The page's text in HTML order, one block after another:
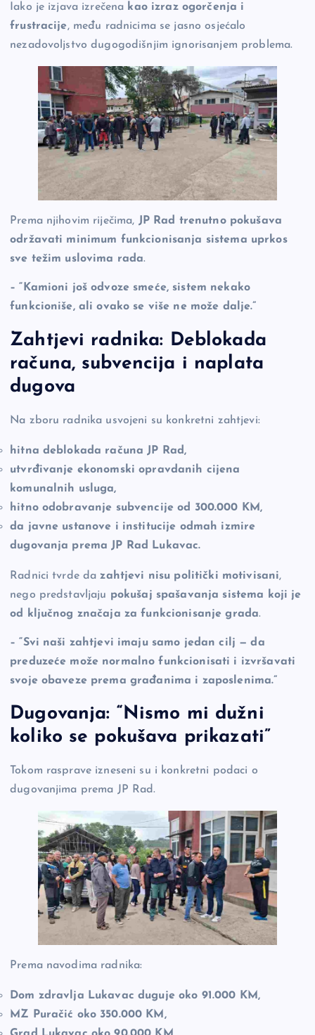
Iako je izjava izrečena kao izraz ogorčenja i
frustracije, među radnicima se jasno osjećalo
nezadovoljstvo dugogodišnjim ignorisanjem problema.
Prema njihovim riječima, JP Rad trenutno pokušava
održavati minimum funkcionisanja sistema uprkos
sve težim uslovima rada.
– “Kamioni još odvoze smeće, sistem nekako
funkcioniše, ali ovako se više ne može dalje.”
Zahtjevi radnika: Deblokada
računa, subvencija i naplata
dugova
Na zboru radnika usvojeni su konkretni zahtjevi:
hitna deblokada računa JP Rad,
utvrđivanje ekonomski opravdanih cijena
komunalnih usluga,
hitno odobravanje subvencije od 300.000 KM,
da javne ustanove i institucije odmah izmire
dugovanja prema JP Rad Lukavac.
Radnici tvrde dazahtjevi nisu politički motivisani,
nego predstavljaju pokušaj spašavanja sistema koji je
od ključnog značaja za funkcionisanje grada.
– “Svi naši zahtjevi imaju samo jedan cilj — da
preduzeće može normalno funkcionisati i izvršavati
svoje obaveze prema građanima i zaposlenima.”
Dugovanja: “Nismo mi dužni
koliko se pokušava prikazati”
Tokom rasprave izneseni su i konkretni podaci o
dugovanjima prema JP Rad.
Prema navodima radnika:
Dom zdravlja Lukavac duguje oko 91.000 KM,
MZ Puračić oko 350.000 KM,